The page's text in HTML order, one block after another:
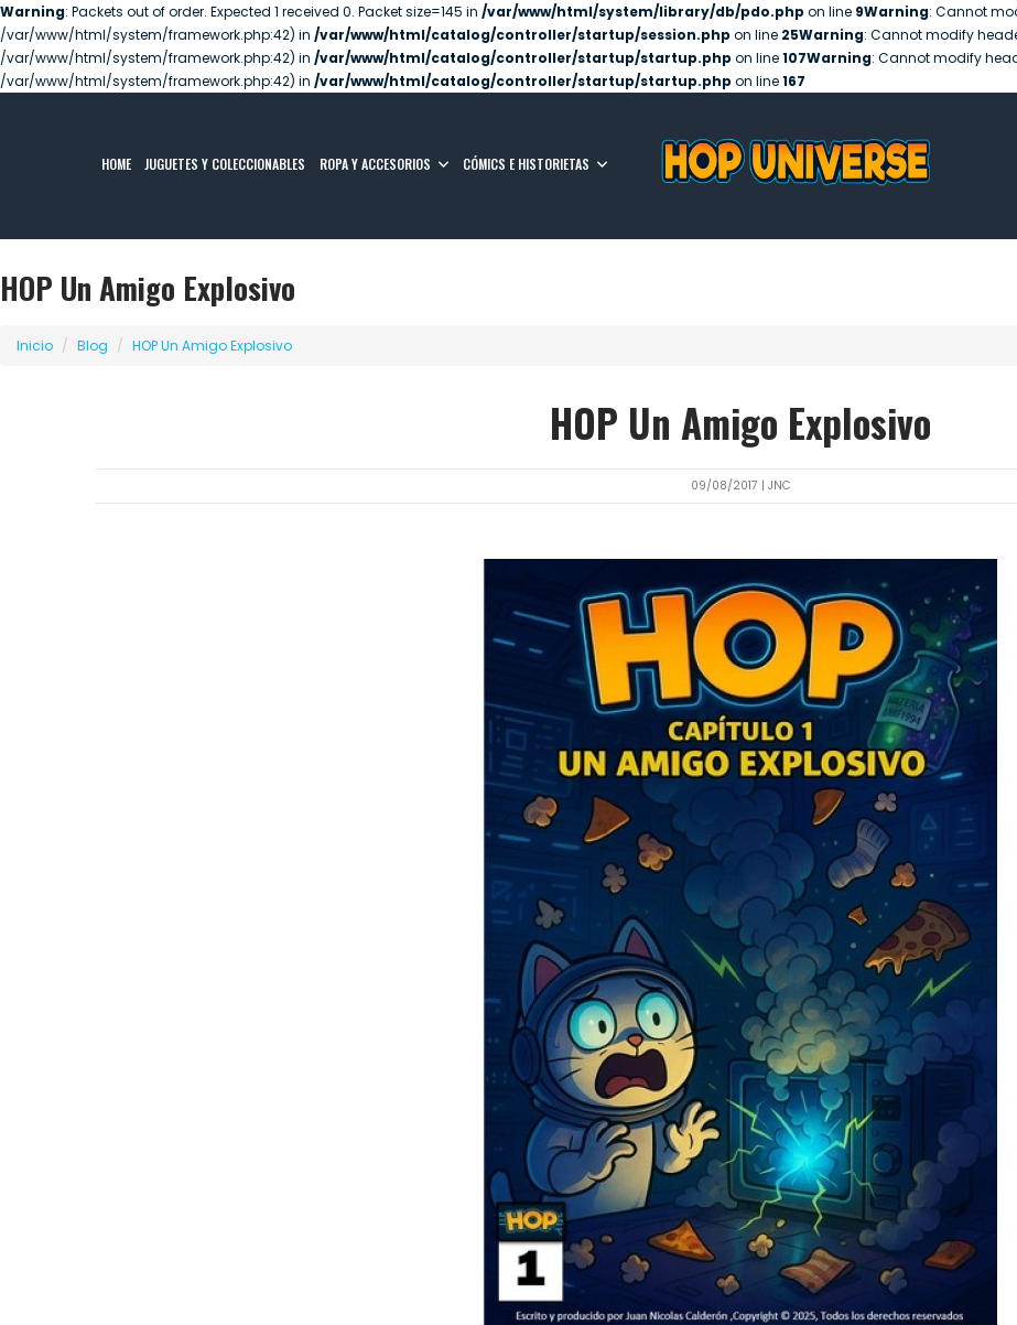
Warning: Packets out of order. Expected 1 received 0. Packet size=145 in /var/www/html/system/library/db/pdo.php on line 9Warning: Cannot
/var/www/html/system/framework.php:42) in /var/www/html/catalog/controller/startup/session.php on line 25Warning: Cannot modify
/var/www/html/system/framework.php:42) in /var/www/html/catalog/controller/startup/startup.php on line107Warning: Cannot modify
/var/www/html/system/framework.php:42) in /var/www/html/catalog/controller/startup/startup.php on line167
HOME JUGUETES Y COLECCIONABLES ROPA Y ACCESORIOS CÓMICS E HISTORIETAS
HOP Un Amigo Explosivo
Inicio Blog HOP Un Amigo Explosivo
HOP Un Amigo Explosivo
09/08/2017 | JNC